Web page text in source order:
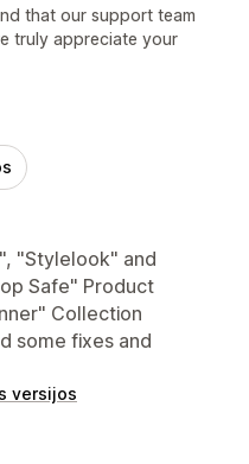
that our support team
truly appreciate your
"Stylelook" and
Safe" Product
Collection
some fixes and
versijos